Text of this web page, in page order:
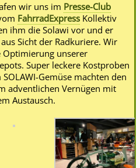
wir uns im Presse-Club
FahrradExpress Kollektiv
ihm die Solawi vor und er
Sicht der Radkuriere. Wir
Optimierung unserer
Super leckere Kostproben
Gemüse machten den
adventlichen Vernügen mit
Austausch.